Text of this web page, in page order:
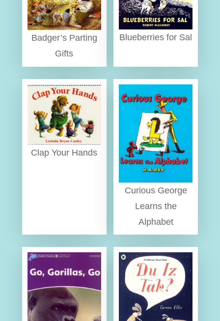
Badger’s Parting
Gifts
Blueberries for Sal
Clap Your Hands
Curious George
Learns the
Alphabet